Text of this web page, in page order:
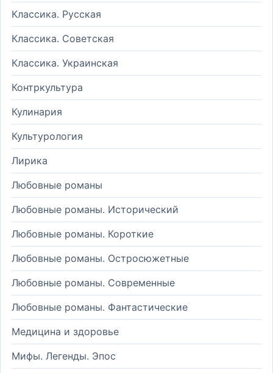
Классика. Русская
Классика. Советская
Классика. Украинская
Контркультура
Кулинария
Культурология
Лирика
Любовные романы
Любовные романы. Исторический
Любовные романы. Короткие
Любовные романы. Остросюжетные
Любовные романы. Современные
Любовные романы. Фантастические
Медицина и здоровье
Мифы. Легенды. Эпос